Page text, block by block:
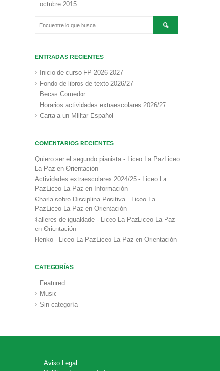
octubre 2015
ENTRADAS RECIENTES
Inicio de curso FP 2026-2027
Fondo de libros de texto 2026/27
Becas Comedor
Horarios actividades extraescolares 2026/27
Carta a un Militar Español
COMENTARIOS RECIENTES
Quiero ser el segundo pianista - Liceo La PazLiceo
La Paz enOrientación
Actividades extraescolares 2024/25 - Liceo La
PazLiceo La Paz enInformación
Charla sobre Disciplina Positiva - Liceo La
PazLiceo La Paz enOrientación
Talleres de igualdade - Liceo La PazLiceo La Paz
enOrientación
Henko - Liceo La PazLiceo La Paz enOrientación
CATEGORÍAS
Featured
Music
Sin categoría
Aviso Legal